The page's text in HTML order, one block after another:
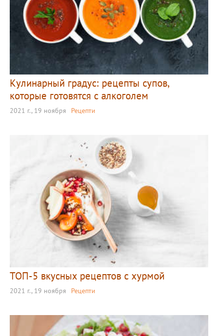
Кулинарный градус: рецепты супов,
которые готовятся с алкоголем
2021 г., 19 ноября Рецепти
ТОП-5 вкусных рецептов с хурмой
2021 г., 19 ноября Рецепти